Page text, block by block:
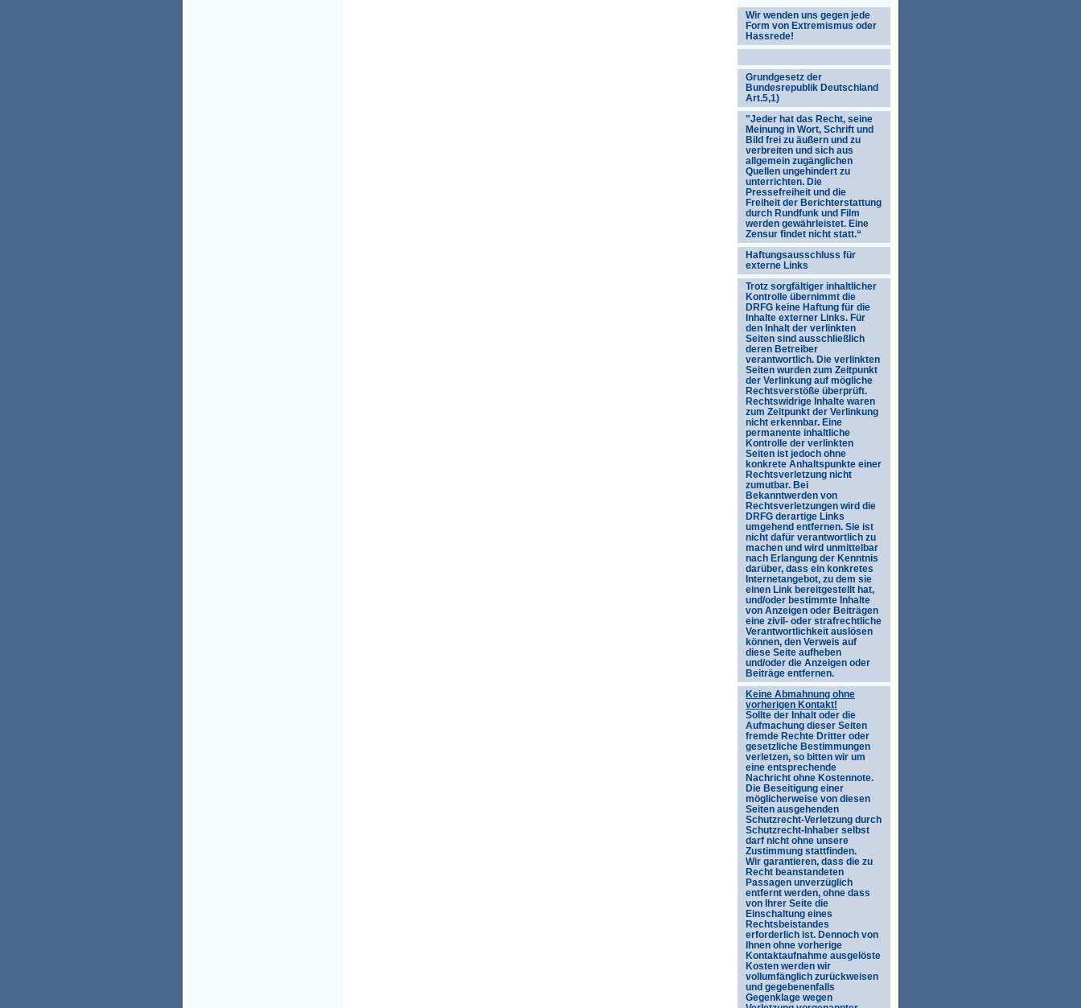
Wir wenden uns gegen jede
Form von Extremismus oder
Hassrede!
Grundgesetz der
Bundesrepublik Deutschland
Art.5,1)
"Jeder hat das Recht, seine
Meinung in Wort, Schrift und
Bild frei zu äußern und zu
verbreiten und sich aus
allgemein zugänglichen
Quellen ungehindert zu
unterrichten. Die
Pressefreiheit und die
Freiheit der Berichterstattung
durch Rundfunk und Film
werden gewährleistet. Eine
Zensur findet nicht statt.“
Haftungsausschluss für
externe Links
Trotz sorgfältiger inhaltlicher
Kontrolle übernimmt die
DRFG keine Haftung für die
Inhalte externer Links. Für
den Inhalt der verlinkten
Seiten sind ausschließlich
deren Betreiber
verantwortlich. Die verlinkten
Seiten wurden zum Zeitpunkt
der Verlinkung auf mögliche
Rechtsverstöße überprüft.
Rechtswidrige Inhalte waren
zum Zeitpunkt der Verlinkung
nicht erkennbar. Eine
permanente inhaltliche
Kontrolle der verlinkten
Seiten ist jedoch ohne
konkrete Anhaltspunkte einer
Rechtsverletzung nicht
zumutbar. Bei
Bekanntwerden von
Rechtsverletzungen wird die
DRFG derartige Links
umgehend entfernen. Sie ist
nicht dafür verantwortlich zu
machen und wird unmittelbar
nach Erlangung der Kenntnis
darüber, dass ein konkretes
Internetangebot, zu dem sie
einen Link bereitgestellt hat,
und/oder bestimmte Inhalte
von Anzeigen oder Beiträgen
eine zivil- oder strafrechtliche
Verantwortlichkeit auslösen
können, den Verweis auf
diese Seite aufheben
und/oder die Anzeigen oder
Beiträge entfernen.
Keine Abmahnung ohne
vorherigen Kontakt!
Sollte der Inhalt oder die
Aufmachung dieser Seiten
fremde Rechte Dritter oder
gesetzliche Bestimmungen
verletzen, so bitten wir um
eine entsprechende
Nachricht ohne Kostennote.
Die Beseitigung einer
möglicherweise von diesen
Seiten ausgehenden
Schutzrecht-Verletzung durch
Schutzrecht-Inhaber selbst
darf nicht ohne unsere
Zustimmung stattfinden.
Wir garantieren, dass die zu
Recht beanstandeten
Passagen unverzüglich
entfernt werden, ohne dass
von Ihrer Seite die
Einschaltung eines
Rechtsbeistandes
erforderlich ist. Dennoch von
Ihnen ohne vorherige
Kontaktaufnahme ausgelöste
Kosten werden wir
vollumfänglich zurückweisen
und gegebenenfalls
Gegenklage wegen